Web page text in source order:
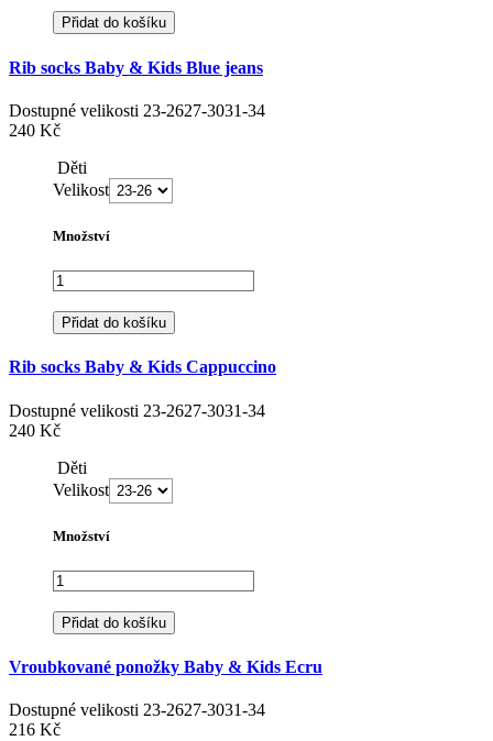
Přidat do košíku
Rib socks Baby & Kids Blue jeans
Dostupné velikosti 23-2627-3031-34
240 Kč
Děti
Velikost
Množství
Přidat do košíku
Rib socks Baby & Kids Cappuccino
Dostupné velikosti 23-2627-3031-34
240 Kč
Děti
Velikost
Množství
Přidat do košíku
Vroubkované ponožky Baby & Kids Ecru
Dostupné velikosti 23-2627-3031-34
216 Kč